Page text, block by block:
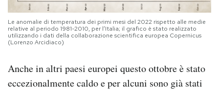
Le anomalie di temperatura dei primi mesi del 2022 rispetto alle medie
relative al periodo 1981-2010, per l’Italia; il grafico è stato realizzato
utilizzando i dati della collaborazione scientifica europea Copernicus
(Lorenzo Arcidiaco)
Anche in altri paesi europei questo ottobre è stato
eccezionalmente caldo e per alcuni sono già stati